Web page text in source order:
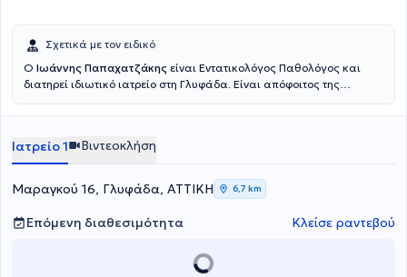
Σχετικά με τον ειδικό
Ο Ιωάννης Παπαχατζάκης είναι Εντατικολόγος Παθολόγος και
διατηρεί ιδιωτικό ιατρείο στη Γλυφάδα. Είναι απόφοιτος της
Εσωτερική Παθολογία με μεταπτυχιακές σπουδές και υποψήφιος
Hospital Center.
Ιατρείο 1 Βιντεοκλήση
Μαραγκού 16, Γλυφάδα, ΑΤΤΙΚΗ 6,7 km
Επόμενη διαθεσιμότητα Κλείσε ραντεβού